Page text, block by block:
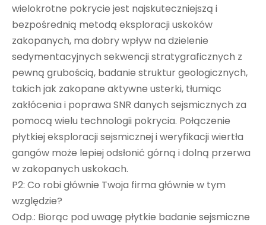
wielokrotne pokrycie jest najskuteczniejszą i
bezpośrednią metodą eksploracji uskoków
zakopanych, ma dobry wpływ na dzielenie
sedymentacyjnych sekwencji stratygraficznych z
pewną grubością, badanie struktur geologicznych,
takich jak zakopane aktywne usterki, tłumiąc
zakłócenia i poprawa SNR danych sejsmicznych za
pomocą wielu technologii pokrycia. Połączenie
płytkiej eksploracji sejsmicznej i weryfikacji wiertła
gangów może lepiej odsłonić górną i dolną przerwa
w zakopanych uskokach.
P2: Co robi głównie Twoja firma głównie w tym
względzie?
Odp.: Biorąc pod uwagę płytkie badanie sejsmiczne